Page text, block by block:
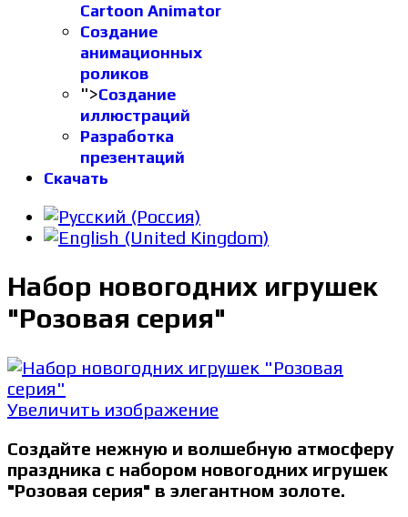
Cartoon Animator
Создание
анимационных
роликов
">Создание
иллюстраций
Разработка
презентаций
Скачать
Набор новогодних игрушек
"Розовая серия"
Увеличить изображение
Создайте нежную и волшебную атмосферу
праздника с набором новогодних игрушек
"Розовая серия" в элегантном золоте.